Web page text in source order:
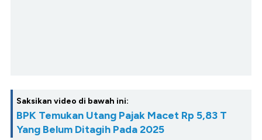
Saksikan video di bawah ini:
BPK Temukan Utang Pajak Macet Rp 5,83 T
Yang Belum Ditagih Pada 2025